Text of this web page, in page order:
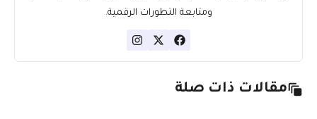
ومتابعة التطورات الرقمية.
مقالات ذات صلة